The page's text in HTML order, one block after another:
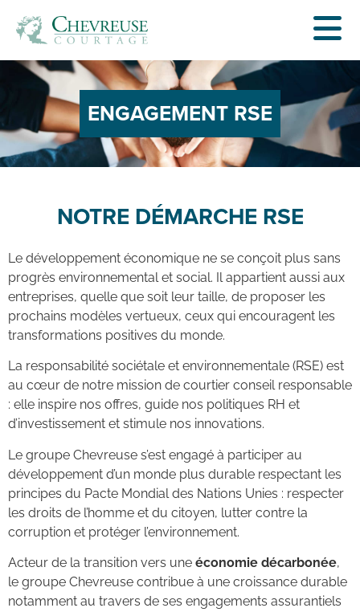
ENGAGEMENT RSE
NOTRE DÉMARCHE RSE
Le développement économique ne se conçoit plus sans
progrès environnemental et social. Il appartient aussi aux
entreprises, quelle que soit leur taille, de proposer les
prochains modèles vertueux, ceux qui encouragent les
transformations positives du monde.
La responsabilité sociétale et environnementale (RSE) est
au cœur de notre mission de courtier conseil responsable
: elle inspire nos offres, guide nos politiques RH et
d’investissement et stimule nos innovations.
Le groupe Chevreuse s’est engagé à participer au
développement d’un monde plus durable respectant les
principes du Pacte Mondial des Nations Unies : respecter
les droits de l’homme et du citoyen, lutter contre la
corruption et protéger l’environnement.
Acteur de la transition vers une économie décarbonée,
le groupe Chevreuse contribue à une croissance durable
notamment au travers de ses engagements assurantiels